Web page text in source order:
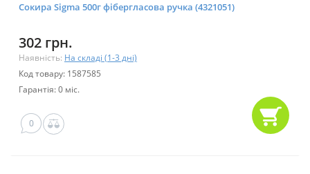
Сокира Sigma 500г фібергласова ручка (4321051)
302 грн.
Наявність: На складі (1-3 дні)
Код товару: 1587585
Гарантія: 0 міс.
0